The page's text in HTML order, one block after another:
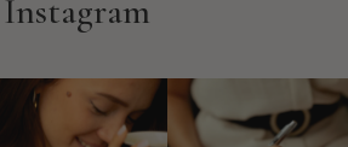
Instagram